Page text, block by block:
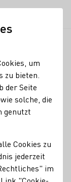
um
zu bieten.
der Seite
solche, die
genutzt
Cookies zu
jederzeit
im